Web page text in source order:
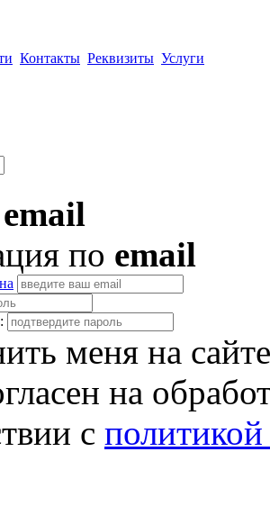
Контакты Реквизиты Услуги
email
по email
меня на сайте
на
с